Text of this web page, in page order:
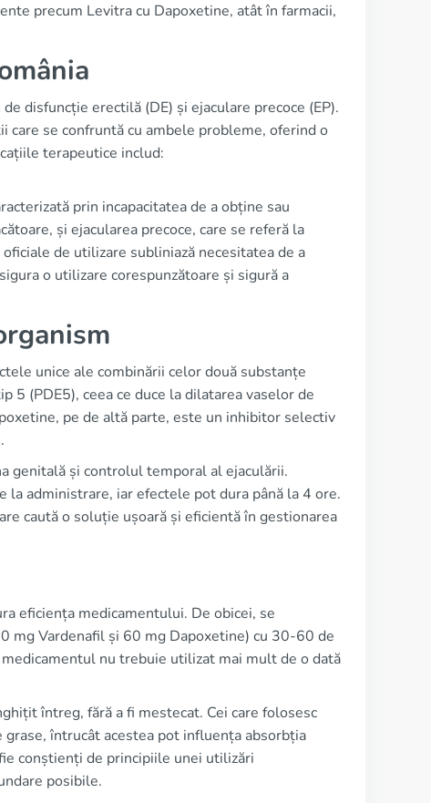
precum Levitra cu Dapoxetine, atât în farmacii,
disfuncție erectilă (DE) și ejaculare precoce (EP).
care se confruntă cu ambele probleme, oferind o
terapeutice includ:
prin incapacitatea de a obține sau
și ejacularea precoce, care se referă la
de utilizare subliniază necesitatea de a
o utilizare corespunzătoare și sigură a
unice ale combinării celor două substanțe
5 (PDE5), ceea ce duce la dilatarea vaselor de
pe de altă parte, este un inhibitor selectiv
genitală și controlul temporal al ejaculării.
administrare, iar efectele pot dura până la 4 ore.
caută o soluție ușoară și eficientă în gestionarea
eficiența medicamentului. De obicei, se
mg Vardenafil și 60 mg Dapoxetine) cu 30-60 de
nu trebuie utilizat mai mult de o dată
întreg, fără a fi mestecat. Cei care folosesc
întrucât acestea pot influența absorbția
conștienți de principiile unei utilizări
posibile.